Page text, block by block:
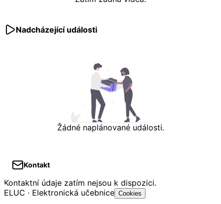
Nadcházející události
Žádné naplánované události.
Kontakt
Kontaktní údaje zatím nejsou k dispozici.
ELUC · Elektronická učebnice Cookies